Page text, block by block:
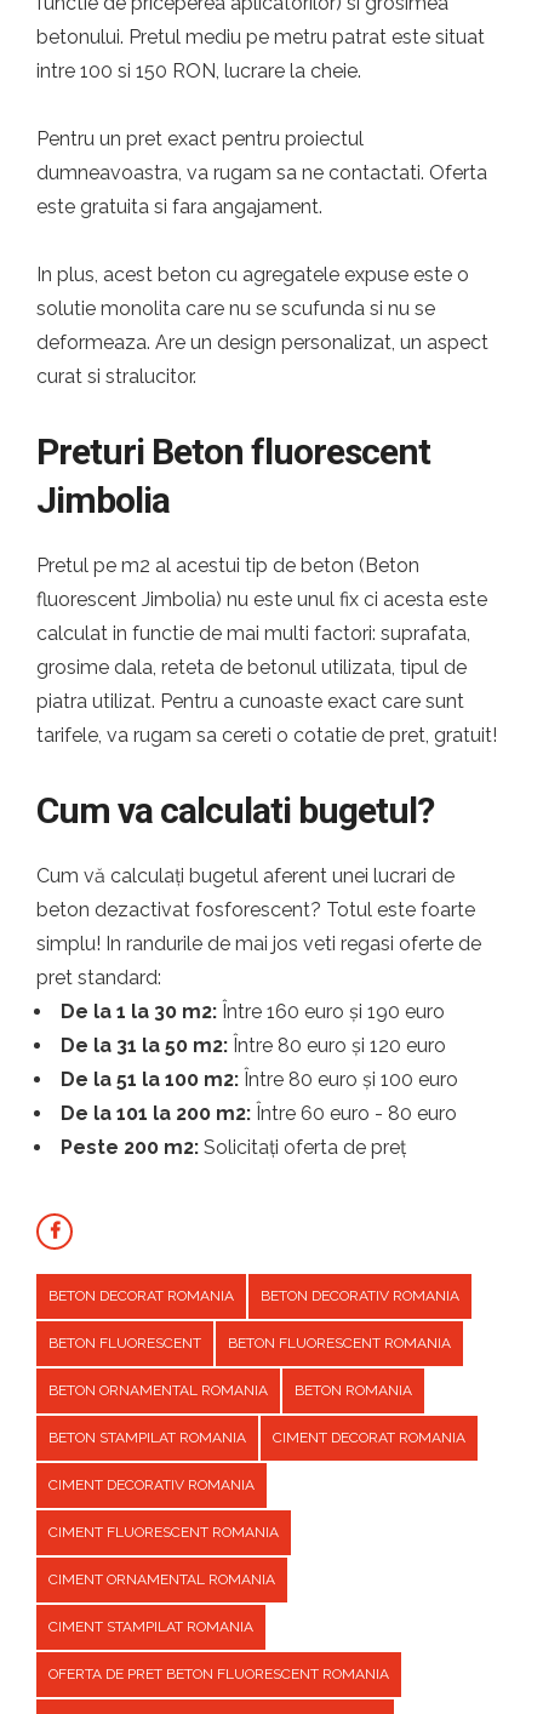
betonului. Pretul mediu pe metru patrat este situat
intre 100 si 150 RON, lucrare la cheie.
Pentru un pret exact pentru proiectul
dumneavoastra, va rugam sa ne contactati. Oferta
este gratuita si fara angajament.
In plus, acest beton cu agregatele expuse este o
solutie monolita care nu se scufunda si nu se
deformeaza. Are un design personalizat, un aspect
curat si stralucitor.
Preturi Beton fluorescent
Jimbolia
Pretul pe m2 al acestui tip de beton (Beton
fluorescent Jimbolia) nu este unul fix ci acesta este
calculat in functie de mai multi factori: suprafata,
grosime dala, reteta de betonul utilizata, tipul de
piatra utilizat. Pentru a cunoaste exact care sunt
tarifele, va rugam sa cereti o cotatie de pret, gratuit!
Cum va calculati bugetul?
Cum vă calculați bugetul aferent unei lucrari de
beton dezactivat fosforescent? Totul este foarte
simplu! In randurile de mai jos veti regasi oferte de
pret standard:
De la 1 la 30 m2: Între 160 euro și 190 euro
De la 31 la 50 m2: Între 80 euro și 120 euro
De la 51 la 100 m2: Între 80 euro și 100 euro
De la 101 la 200 m2: Între 60 euro - 80 euro
Peste 200 m2: Solicitați oferta de preț
BETON DECORAT ROMANIA BETON DECORATIV ROMANIA
BETON FLUORESCENT BETON FLUORESCENT ROMANIA
BETON ORNAMENTAL ROMANIA BETON ROMANIA
BETON STAMPILAT ROMANIA CIMENT DECORAT ROMANIA
CIMENT DECORATIV ROMANIA
CIMENT FLUORESCENT ROMANIA
CIMENT ORNAMENTAL ROMANIA
CIMENT STAMPILAT ROMANIA
OFERTA DE PRET BETON FLUORESCENT ROMANIA